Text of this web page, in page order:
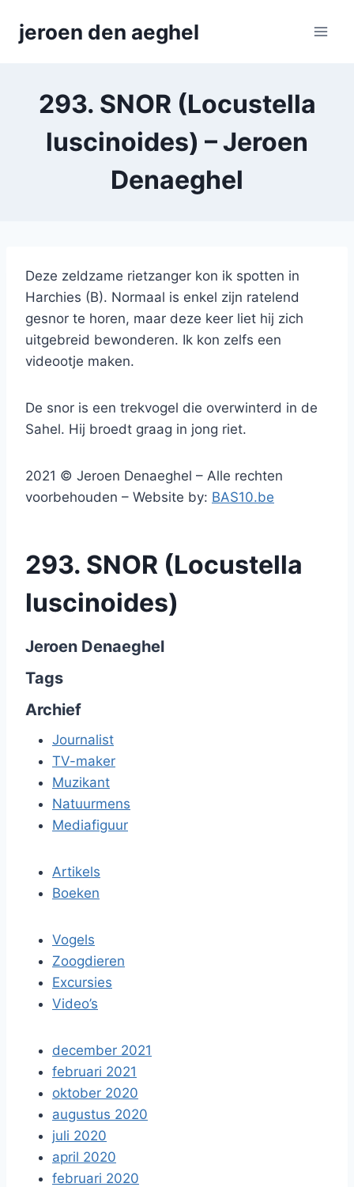
jeroen den aeghel
293. SNOR (Locustella
luscinoides) – Jeroen
Denaeghel
Deze zeldzame rietzanger kon ik spotten in
Harchies (B). Normaal is enkel zijn ratelend
gesnor te horen, maar deze keer liet hij zich
uitgebreid bewonderen. Ik kon zelfs een
videootje maken.
De snor is een trekvogel die overwinterd in de
Sahel. Hij broedt graag in jong riet.
2021 © Jeroen Denaeghel – Alle rechten
voorbehouden – Website by: BAS10.be
293. SNOR (Locustella
luscinoides)
Jeroen Denaeghel
Tags
Archief
Journalist
TV-maker
Muzikant
Natuurmens
Mediafiguur
Artikels
Boeken
Vogels
Zoogdieren
Excursies
Video’s
december 2021
februari 2021
oktober 2020
augustus 2020
juli 2020
april 2020
februari 2020